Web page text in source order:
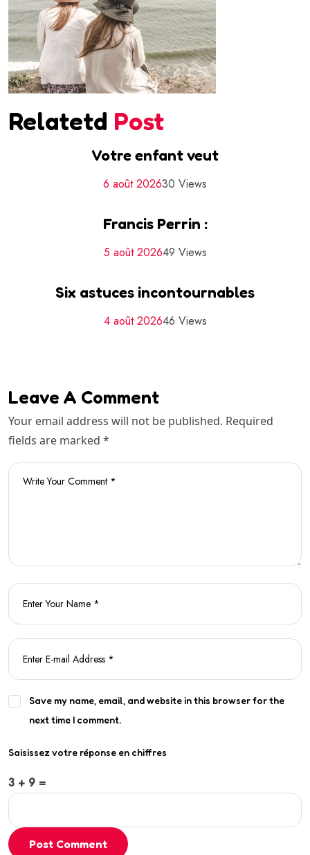
Relatetd Post
Votre enfant veut
6 août 202630 Views
Francis Perrin :
5 août 202649 Views
Six astuces incontournables
4 août 202646 Views
Leave A Comment
Your email address will not be published. Required
fields are marked *
Save my name, email, and website in this browser for the
next time I comment.
Saisissez votre réponse en chiffres
3 + 9 =
Post Comment